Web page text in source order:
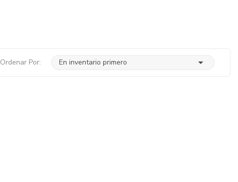
Ordenar Por: En inventario primero 